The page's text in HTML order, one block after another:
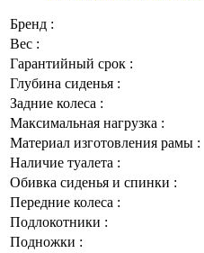
Бренд :
Вес :
Гарантийный срок :
Глубина сиденья :
Задние колеса :
Максимальная нагрузка :
Материал изготовления рамы :
Наличие туалета :
Обивка сиденья и спинки :
Передние колеса :
Подлокотники :
Подножки :